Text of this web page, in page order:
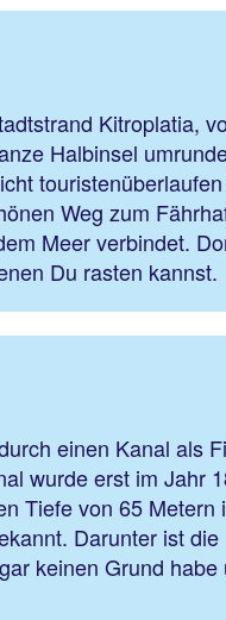
Kitroplatia,
Halbinsel
Weg zum
Meer verbindet.
Du rasten kannst.
einen Kanal als
wurde erst im Jahr
Tiefe von 65 Metern
Darunter ist die
keinen Grund habe